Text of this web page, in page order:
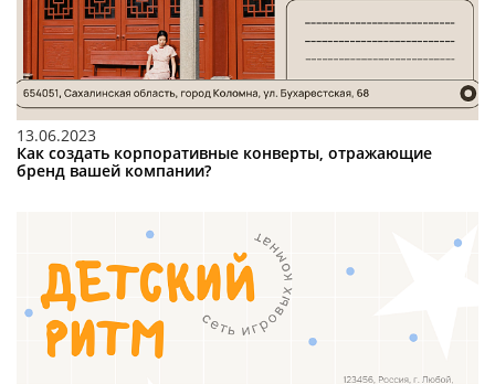
13.06.2023
Как создать корпоративные конверты, отражающие
бренд вашей компании?